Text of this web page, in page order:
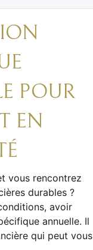
POUR
EN
vous rencontrez
durables ?
avoir
annuelle. Il
qui peut vous